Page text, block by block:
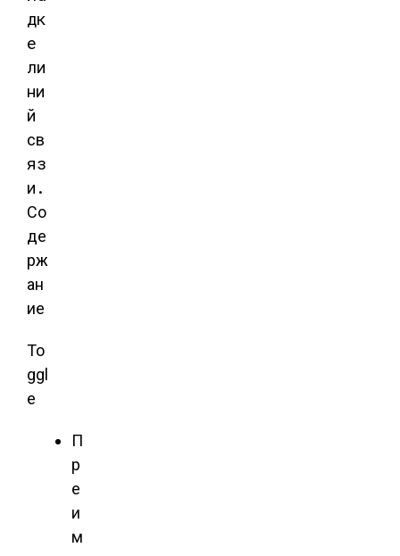
дк
е
ли
ни
й
св
яз
и.
Со
де
рж
ан
ие
To
ggl
e
П
р
е
и
м